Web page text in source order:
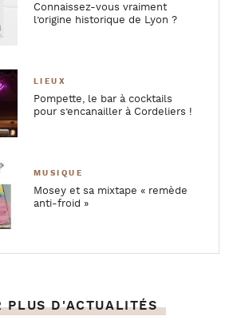
Connaissez-vous vraiment
l’origine historique de Lyon ?
LIEUX
Pompette, le bar à cocktails
pour s’encanailler à Cordeliers !
MUSIQUE
Mosey et sa mixtape « remède
anti-froid »
PLUS D'ACTUALITÉS